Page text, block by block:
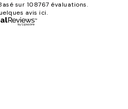
sur 108767 évaluations.
avis ici.